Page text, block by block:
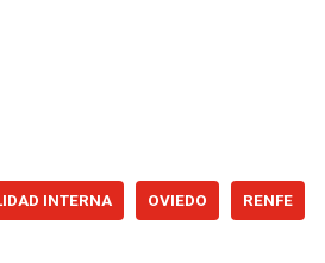
INTERNA OVIEDO RENFE